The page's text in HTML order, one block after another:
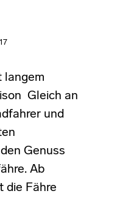
langem
Gleich an
und
Genuss
Ab
die Fähre